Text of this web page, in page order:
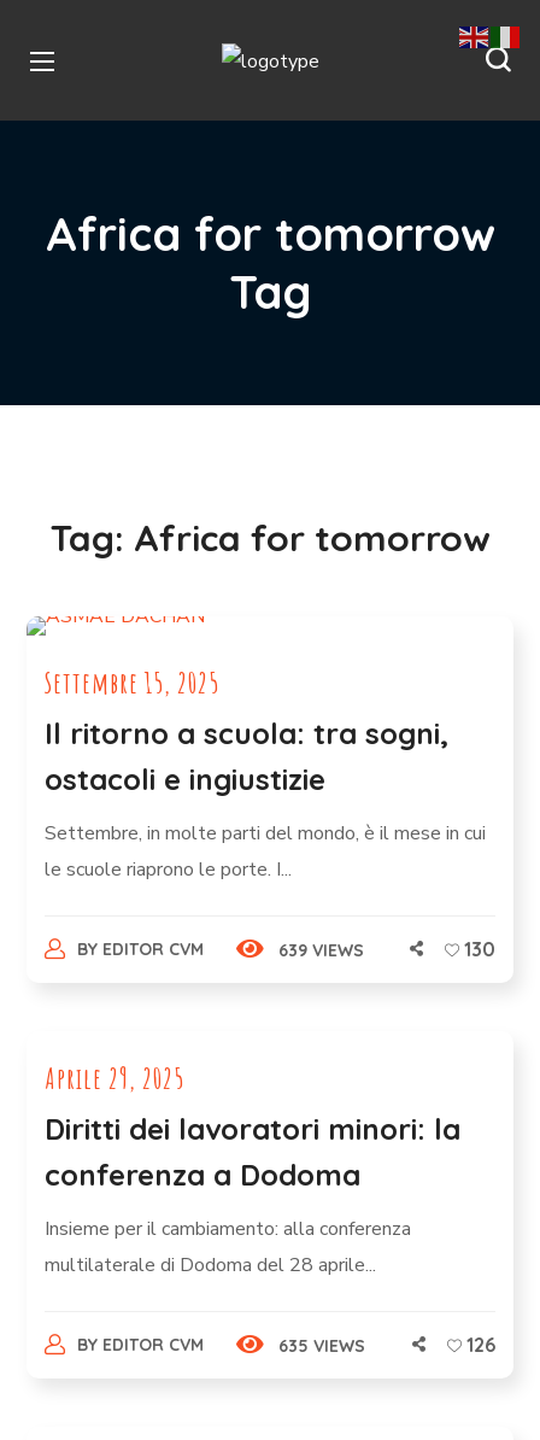
Africa for tomorrow
Tag
Tag: Africa for tomorrow
Settembre 15, 2025
Il ritorno a scuola: tra sogni,
ostacoli e ingiustizie
Settembre, in molte parti del mondo, è il mese in cui
le scuole riaprono le porte. I...
BY EDITOR CVM 639 VIEWS 130
Aprile 29, 2025
Diritti dei lavoratori minori: la
conferenza a Dodoma
Insieme per il cambiamento: alla conferenza
multilaterale di Dodoma del 28 aprile...
BY EDITOR CVM 635 VIEWS 126